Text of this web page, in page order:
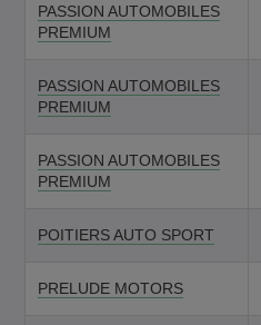
PASSION AUTOMOBILES
PREMIUM
PASSION AUTOMOBILES
PREMIUM
PASSION AUTOMOBILES
PREMIUM
POITIERS AUTO SPORT
PRELUDE MOTORS